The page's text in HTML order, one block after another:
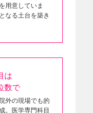
用意していま
なる土台を築き
は
数で
外の現場でも的
。医学専門科目